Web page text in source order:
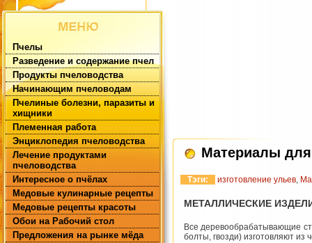
Пчелы
Разведение и содержание пчел
Продукты пчеловодства
Начинающим пчеловодам
Пчелиные болезни, паразиты и
хищники
Племенная работа
Энциклопедия пчеловодства
Лечение продуктами
пчеловодства
Интересное о пчёлах
Медовые кулинарные рецепты
Медовые рецепты красоты
Обои на Рабочий стол
Предложения на рынке мёда
Материалы для
Тэги: изготовление ульев,
МЕТАЛЛИЧЕСКИЕ
Все деревообрабатывающие
болты, гвозди) изготовляют из